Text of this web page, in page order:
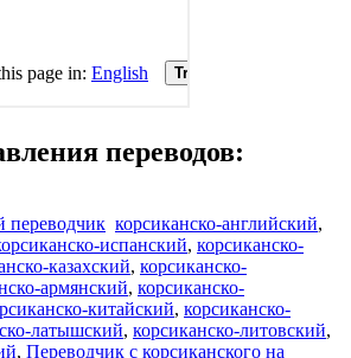
переводов:
переводчик корсиканско-английский,
испанский, корсиканско-
казахский, корсиканско-
армянский, корсиканско-
китайский, корсиканско-
латышский, корсиканско-литовский,
, Переводчик с корсиканского на